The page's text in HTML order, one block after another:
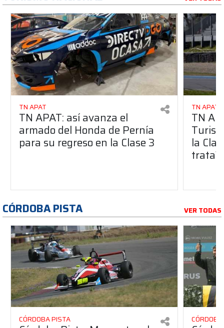
TN APAT
TN APAT: así avanza el
armado del Honda de Pernía
para su regreso en la Clase 3
TN APAT
TN
la
trata?
CÓRDOBA PISTA VER TODAS
CÓRDOBA PISTA